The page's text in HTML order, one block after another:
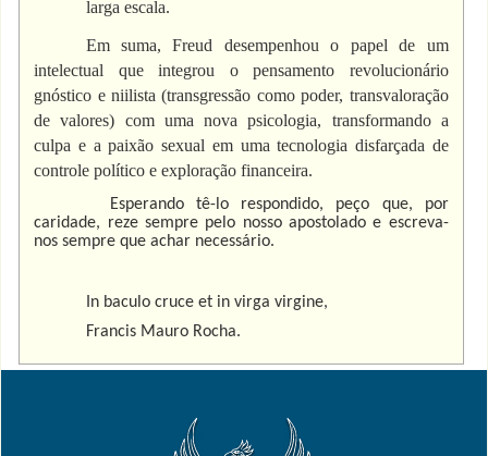
larga escala.
Em suma, Freud desempenhou o papel de um
intelectual que integrou o pensamento revolucionário
gnóstico e niilista (transgressão como poder, transvaloração
de valores) com uma nova psicologia, transformando a
culpa e a paixão sexual em uma tecnologia disfarçada de
controle político e exploração financeira.
Esperando tê-lo respondido, peço que, por
caridade, reze sempre pelo nosso apostolado e escreva-
nos sempre que achar necessário.
In baculo cruce et in virga virgine,
Francis Mauro Rocha.